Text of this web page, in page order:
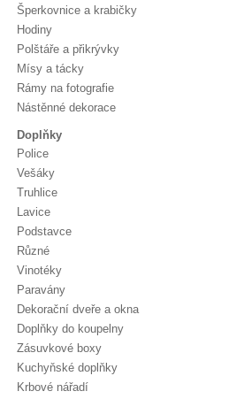
Šperkovnice a krabičky
Hodiny
Polštáře a přikrývky
Mísy a tácky
Rámy na fotografie
Nástěnné dekorace
Doplňky
Police
Vešáky
Truhlice
Lavice
Podstavce
Různé
Vinotéky
Paravány
Dekorační dveře a okna
Doplňky do koupelny
Zásuvkové boxy
Kuchyňské doplňky
Krbové nářadí